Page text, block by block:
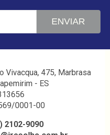
ENVIAR
Vivacqua, 475, Marbrasa
- ES
0001-00
2102-9090